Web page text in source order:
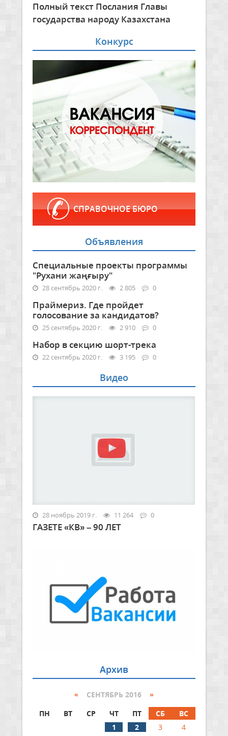
Полный текст Послания Главы
государства народу Казахстана
Конкурс
СПРАВОЧНОЕ БЮРО
Объявления
Специальные проекты программы
"Рухани жаңғыру"
28 сентябрь 2020 г. 2 805 0
Праймериз. Где пройдет
голосование за кандидатов?
25 сентябрь 2020 г. 2 910 0
Набор в секцию шорт-трека
22 сентябрь 2020 г. 3 195 0
Видео
28 ноябрь 2019 г. 11 264 0
ГАЗЕТЕ «КВ» – 90 ЛЕТ
Архив
« СЕНТЯБРЬ 2016 »
ПН
ВТ СР ЧТ ПТ СБ
ВС
1
2 3 4